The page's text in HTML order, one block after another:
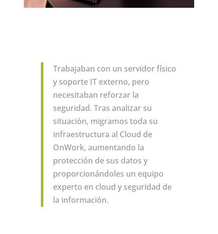
Trabajaban con un servidor físico
y soporte IT externo, pero
necesitaban reforzar la
seguridad. Tras analizar su
situación, migramos toda su
infraestructura al Cloud de
OnWork, aumentando la
protección de sus datos y
proporcionándoles un equipo
experto en cloud y seguridad de
la información.